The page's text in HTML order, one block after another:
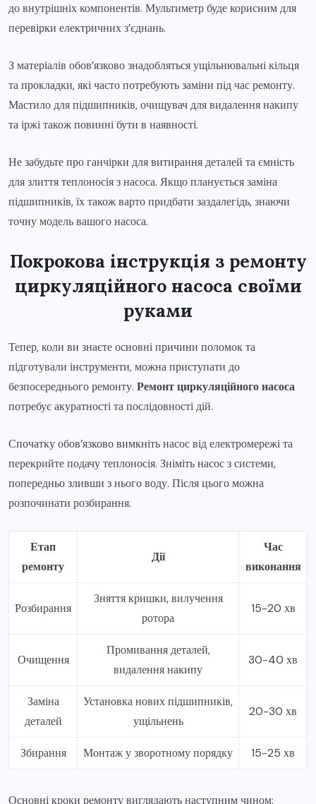
до внутрішніх компонентів. Мультиметр буде корисним для
перевірки електричних з’єднань.
З матеріалів обов’язково знадобляться ущільнювальні кільця
та прокладки, які часто потребують заміни під час ремонту.
Мастило для підшипників, очищувач для видалення накипу
та іржі також повинні бути в наявності.
Не забудьте про ганчірки для витирання деталей та ємність
для злиття теплоносія з насоса. Якщо планується заміна
підшипників, їх також варто придбати заздалегідь, знаючи
точну модель вашого насоса.
Покрокова інструкція з ремонту
циркуляційного насоса своїми
руками
Тепер, коли ви знаєте основні причини поломок та
підготували інструменти, можна приступати до
безпосереднього ремонту. Ремонт циркуляційного насоса
потребує акуратності та послідовності дій.
Спочатку обов’язково вимкніть насос від електромережі та
перекрийте подачу теплоносія. Зніміть насос з системи,
попередньо зливши з нього воду. Після цього можна
розпочинати розбирання.
Етап
ремонту
Дії
Час
виконання
Розбирання
Зняття кришки, вилучення
ротора
15-20 хв
Очищення
Промивання деталей,
видалення накипу
30-40 хв
Заміна
деталей
Установка нових підшипників,
ущільнень
20-30 хв
Збирання Монтаж у зворотному порядку 15-25 хв
Основні кроки ремонту виглядають наступним чином: